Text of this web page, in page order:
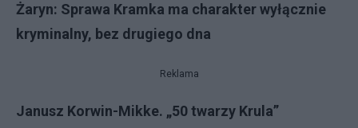
Żaryn: Sprawa Kramka ma charakter wyłącznie
kryminalny, bez drugiego dna
Reklama
Janusz Korwin-Mikke. „50 twarzy Krula”